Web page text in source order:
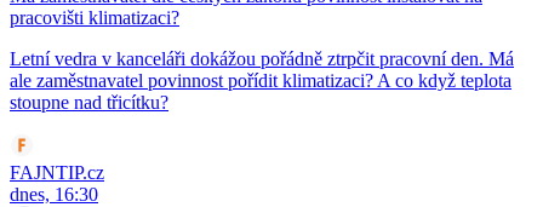
pracovišti klimatizaci?
Letní vedra v kanceláři dokážou pořádně ztrpčit pracovní den. Má
ale zaměstnavatel povinnost pořídit klimatizaci? A co když teplota
stoupne nad třicítku?
FAJNTIP.cz
dnes, 16:30